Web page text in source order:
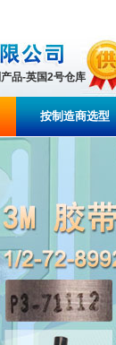
品-英国2号仓库
按制造商选型